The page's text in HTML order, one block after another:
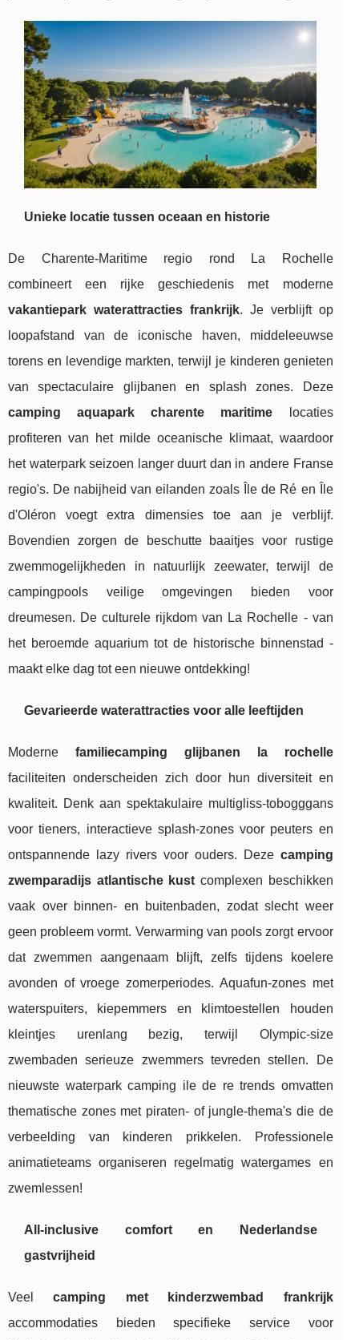
Unieke locatie tussen oceaan en historie
De Charente-Maritime regio rond La Rochelle
combineert een rijke geschiedenis met moderne
vakantiepark waterattracties frankrijk. Je verblijft op
loopafstand van de iconische haven, middeleeuwse
torens en levendige markten, terwijl je kinderen genieten
van spectaculaire glijbanen en splash zones. Deze
camping aquapark charente maritime locaties
profiteren van het milde oceanische klimaat, waardoor
het waterpark seizoen langer duurt dan in andere Franse
regio's. De nabijheid van eilanden zoals Île de Ré en Île
d'Oléron voegt extra dimensies toe aan je verblijf.
Bovendien zorgen de beschutte baaitjes voor rustige
zwemmogelijkheden in natuurlijk zeewater, terwijl de
campingpools veilige omgevingen bieden voor
dreumesen. De culturele rijkdom van La Rochelle - van
het beroemde aquarium tot de historische binnenstad -
maakt elke dag tot een nieuwe ontdekking!
Gevarieerde waterattracties voor alle leeftijden
Moderne familiecamping glijbanen la rochelle
faciliteiten onderscheiden zich door hun diversiteit en
kwaliteit. Denk aan spektakulaire multigliss-tobogggans
voor tieners, interactieve splash-zones voor peuters en
ontspannende lazy rivers voor ouders. Deze camping
zwemparadijs atlantische kust complexen beschikken
vaak over binnen- en buitenbaden, zodat slecht weer
geen probleem vormt. Verwarming van pools zorgt ervoor
dat zwemmen aangenaam blijft, zelfs tijdens koelere
avonden of vroege zomerperiodes. Aquafun-zones met
waterspuiters, kiepemmers en klimtoestellen houden
kleintjes urenlang bezig, terwijl Olympic-size
zwembaden serieuze zwemmers tevreden stellen. De
nieuwste waterpark camping ile de re trends omvatten
thematische zones met piraten- of jungle-thema's die de
verbeelding van kinderen prikkelen. Professionele
animatieteams organiseren regelmatig watergames en
zwemlessen!
All-inclusive comfort en Nederlandse
gastvrijheid
Veelcamping met kinderzwembad frankrijk
accommodaties bieden specifieke service voor